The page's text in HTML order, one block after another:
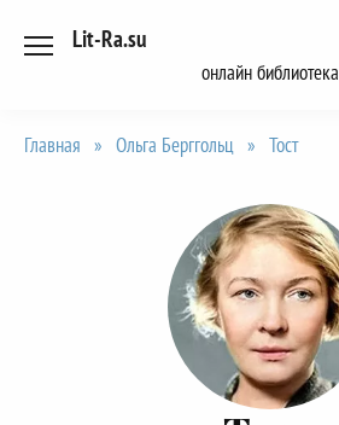
Lit-Ra.su
онлайн библиотека
Главная » Ольга Берггольц » Тост